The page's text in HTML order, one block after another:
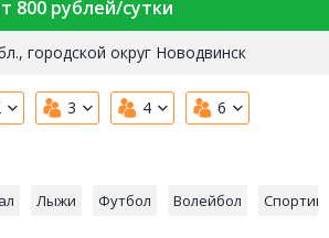
800 рублей/сутки
городской округ Новодвинск
3 4 6
Лыжи Футбол Волейбол